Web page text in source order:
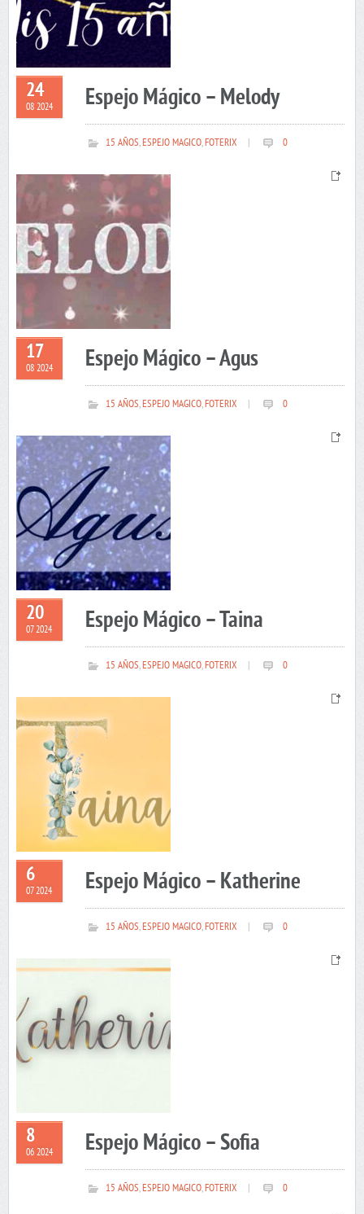
24
08 2024 Espejo Mágico – Melody
15 AÑOS,ESPEJO MAGICO,FOTERIX 0
17
08 2024 Espejo Mágico – Agus
15 AÑOS,ESPEJO MAGICO,FOTERIX 0
20
07 2024 Espejo Mágico – Taina
15 AÑOS,ESPEJO MAGICO,FOTERIX 0
6
07 2024 Espejo Mágico – Katherine
15 AÑOS,ESPEJO MAGICO,FOTERIX 0
8
06 2024 Espejo Mágico – Sofia
15 AÑOS,ESPEJO MAGICO,FOTERIX 0